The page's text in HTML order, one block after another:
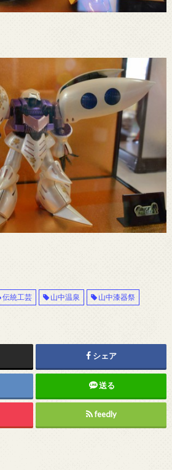
伝統工芸 山中温泉
山中漆器祭
シェア
送る
feedly